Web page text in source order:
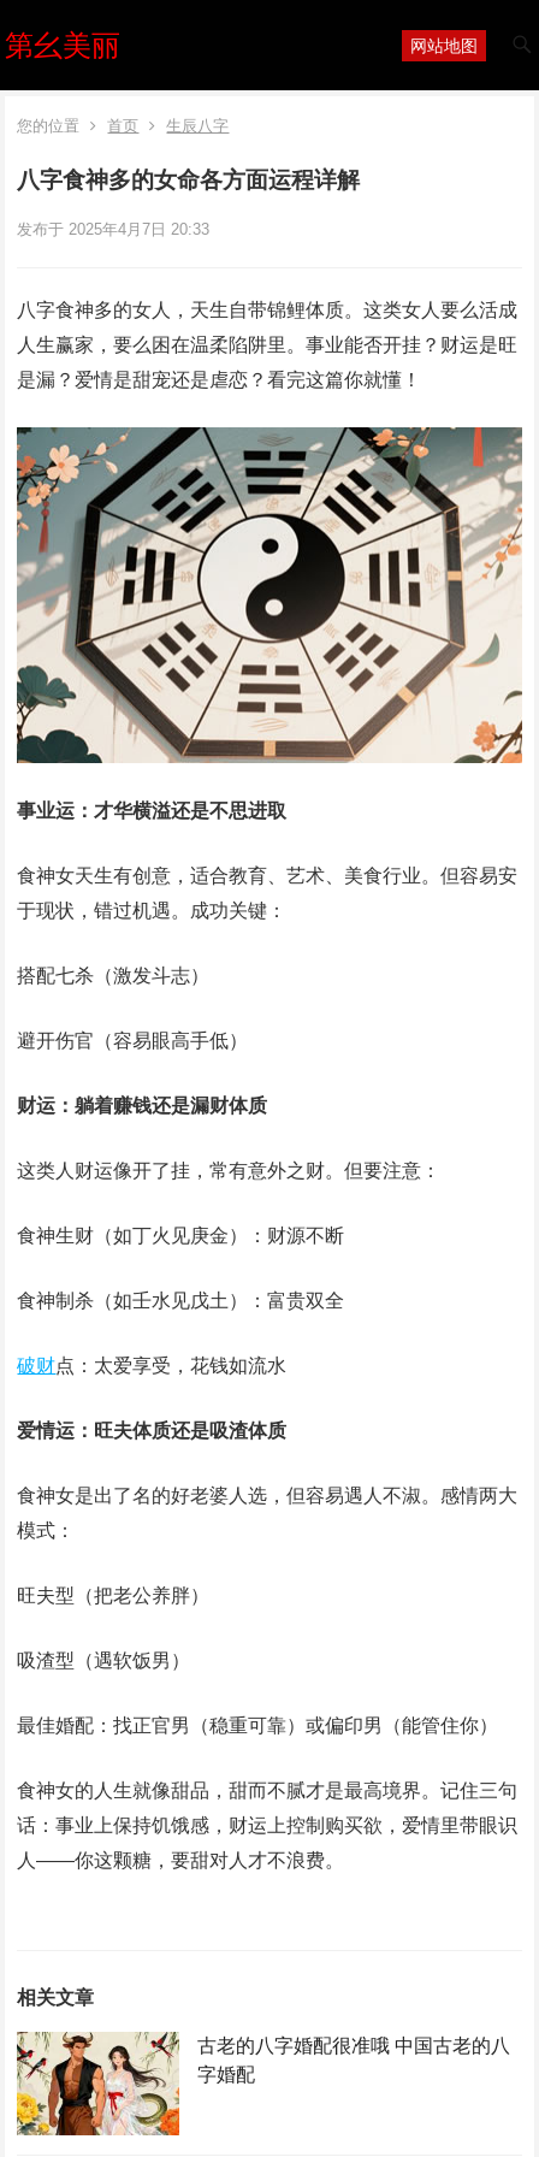
第幺美丽 网站地图
您的位置 首页 生辰八字
八字食神多的女命各方面运程详解
发布于 2025年4月7日 20:33
八字食神多的女人，天生自带锦鲤体质。这类女人要么活成
人生赢家，要么困在温柔陷阱里。事业能否开挂？财运是旺
是漏？爱情是甜宠还是虐恋？看完这篇你就懂！
事业运：才华横溢还是不思进取
食神女天生有创意，适合教育、艺术、美食行业。但容易安
于现状，错过机遇。成功关键：
搭配七杀（激发斗志）
避开伤官（容易眼高手低）
财运：躺着赚钱还是漏财体质
这类人财运像开了挂，常有意外之财。但要注意：
食神生财（如丁火见庚金）：财源不断
食神制杀（如壬水见戊土）：富贵双全
破财点：太爱享受，花钱如流水
爱情运：旺夫体质还是吸渣体质
食神女是出了名的好老婆人选，但容易遇人不淑。感情两大
模式：
旺夫型（把老公养胖）
吸渣型（遇软饭男）
最佳婚配：找正官男（稳重可靠）或偏印男（能管住你）
食神女的人生就像甜品，甜而不腻才是最高境界。记住三句
话：事业上保持饥饿感，财运上控制购买欲，爱情里带眼识
人——你这颗糖，要甜对人才不浪费。
相关文章
古老的八字婚配很准哦 中国古老的八
字婚配